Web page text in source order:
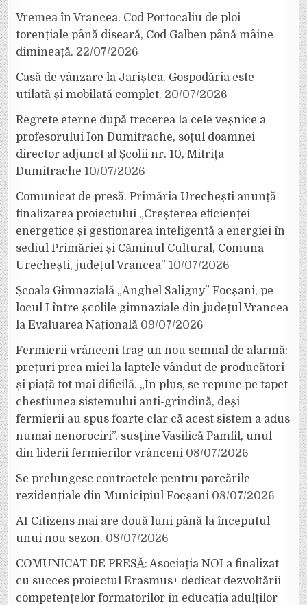
Vremea în Vrancea. Cod Portocaliu de ploi
torențiale până diseară, Cod Galben până mâine
dimineață. 22/07/2026
Casă de vânzare la Jariștea. Gospodăria este
utilată și mobilată complet. 20/07/2026
Regrete eterne după trecerea la cele veșnice a
profesorului Ion Dumitrache, soțul doamnei
director adjunct al Școlii nr. 10, Mitrița
Dumitrache 10/07/2026
Comunicat de presă. Primăria Urechești anunță
finalizarea proiectului „Creșterea eficienței
energetice și gestionarea inteligentă a energiei în
sediul Primăriei și Căminul Cultural, Comuna
Urechești, județul Vrancea” 10/07/2026
Școala Gimnazială „Anghel Saligny” Focșani, pe
locul I între școlile gimnaziale din județul Vrancea
la Evaluarea Națională 09/07/2026
Fermierii vrânceni trag un nou semnal de alarmă:
prețuri prea mici la laptele vândut de producători
și piață tot mai dificilă. „În plus, se repune pe tapet
chestiunea sistemului anti-grindină, deși
fermierii au spus foarte clar că acest sistem a adus
numai nenorociri”, susține Vasilică Pamfil, unul
din liderii fermierilor vrânceni 08/07/2026
Se prelungesc contractele pentru parcările
rezidențiale din Municipiul Focșani 08/07/2026
AI Citizens mai are două luni până la începutul
unui nou sezon. 08/07/2026
COMUNICAT DE PRESĂ: Asociația NOI a finalizat
cu succes proiectul Erasmus+ dedicat dezvoltării
competențelor formatorilor în educația adulților